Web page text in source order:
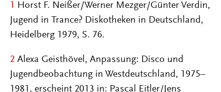
1 Horst F. Neißer/Werner Mezger/Günter Verdin,
Jugend in Trance? Diskotheken in Deutschland,
Heidelberg 1979, S. 76.
2 Alexa Geisthövel, Anpassung: Disco und
Jugendbeobachtung in Westdeutschland, 1975–
1981, erscheint 2013 in: Pascal Eitler/Jens